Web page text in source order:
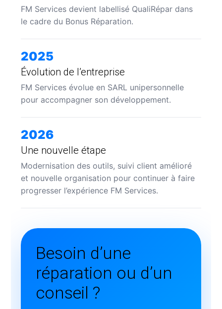
FM Services devient labellisé QualiRépar dans
le cadre du Bonus Réparation.
2025
Évolution de l’entreprise
FM Services évolue en SARL unipersonnelle
pour accompagner son développement.
2026
Une nouvelle étape
Modernisation des outils, suivi client amélioré
et nouvelle organisation pour continuer à faire
progresser l’expérience FM Services.
Besoin d’une
réparation ou d’un
conseil ?